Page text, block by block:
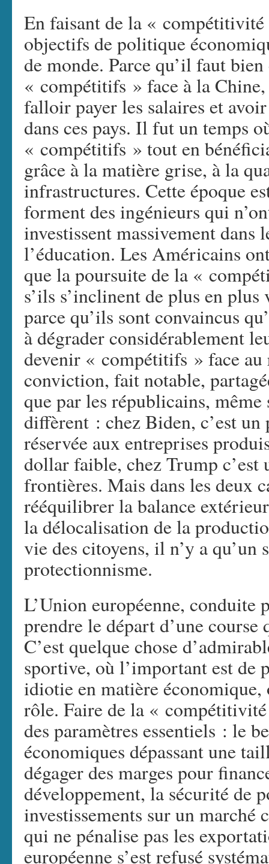
En faisant de la « compétitivité
objectifs de politique
de monde. Parce qu’il faut
« compétitifs » face à la
falloir payer les salaires et
dans ces pays. Il fut un temps
« compétitifs » tout en
grâce à la matière grise, à la
infrastructures. Cette époque
forment des ingénieurs qui
investissent massivement dans
l’éducation. Les Américains
que la poursuite de la «
s’ils s’inclinent de plus en
parce qu’ils sont convaincus
à dégrader considérablement
devenir « compétitifs » face au
conviction, fait notable,
que par les républicains,
diffèrent : chez Biden, c’est un
réservée aux entreprises
dollar faible, chez Trump c’est
frontières. Mais dans les deux
rééquilibrer la balance
la délocalisation de la
vie des citoyens, il n’y a qu’un
protectionnisme.
L’Union européenne, conduite
prendre le départ d’une course
C’est quelque chose
sportive, où l’important est de
idiotie en matière économique,
rôle. Faire de la «
des paramètres essentiels : le
économiques dépassant une
dégager des marges pour
développement, la sécurité de
investissements sur un
qui ne pénalise pas les
européenne s’est refusé